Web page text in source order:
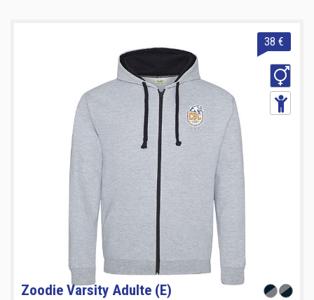
38 €
Zoodie Varsity Adulte (E)